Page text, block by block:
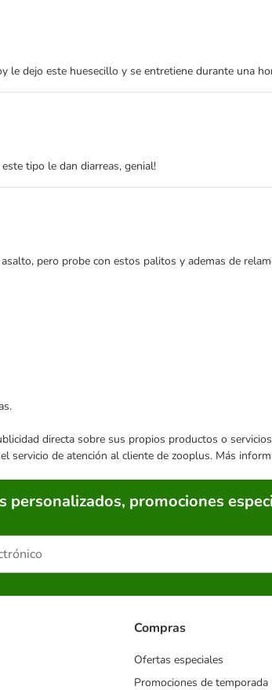
le dejo este huesecillo y se entretiene durante una
tipo le dan diarreas, genial!
pero probe con estos palitos y ademas de
directa sobre sus propios productos o
servicio de atención al cliente de zooplus. Más
personalizados, promociones
Compras
Ofertas especiales
Promociones de temporada